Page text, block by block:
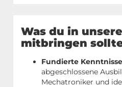
Was du in
mitbringen
Fundierte
abgeschlossene
Mechatroniker und